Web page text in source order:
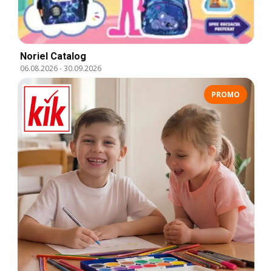
Noriel Catalog
06.08.2026-30.09.2026
PROMO